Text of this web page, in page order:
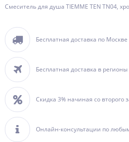
Смеситель для душа TIEMME TEN TN04,
Бесплатная доставка по Москве
Бесплатная доставка в регионы
Скидка 3% начиная со второго
Онлайн-консультации по